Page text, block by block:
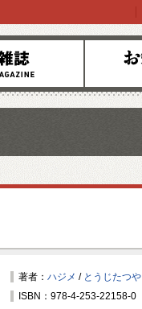
お知らせ
著者： ハジメ / とうじたつや
ISBN：978-4-253-22158-0